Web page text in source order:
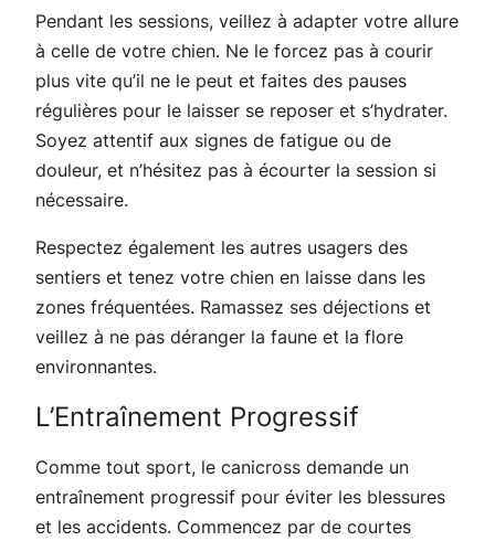
Pendant les sessions, veillez à adapter votre allure
à celle de votre chien. Ne le forcez pas à courir
plus vite qu’il ne le peut et faites des pauses
régulières pour le laisser se reposer et s’hydrater.
Soyez attentif aux signes de fatigue ou de
douleur, et n’hésitez pas à écourter la session si
nécessaire.
Respectez également les autres usagers des
sentiers et tenez votre chien en laisse dans les
zones fréquentées. Ramassez ses déjections et
veillez à ne pas déranger la faune et la flore
environnantes.
L’Entraînement Progressif
Comme tout sport, le canicross demande un
entraînement progressif pour éviter les blessures
et les accidents. Commencez par de courtes